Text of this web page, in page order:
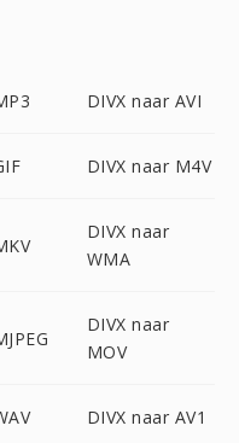
DIVX naar AVI
DIVX naar M4V
DIVX naar
WMA
DIVX naar
MOV
DIVX naar AV1